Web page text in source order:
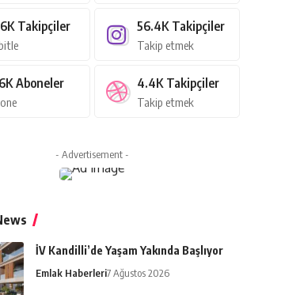
Takipçiler 56.4K Takipçiler
Takip etmek
Aboneler 4.4K Takipçiler
Takip etmek
- Advertisement -
İV Kandilli’de Yaşam Yakında Başlıyor
Emlak Haberleri7 Ağustos 2026